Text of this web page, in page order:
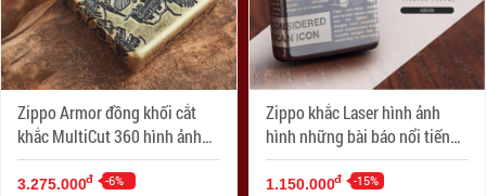
Zippo Armor đồng khối cắt
khắc MultiCut 360 hình ảnh
SKULL
3.275.000đ -6%
Zippo khắc Laser hình ảnh
hình những bài báo nổi tiếng
viết về lịch sử Zippo
1.150.000đ -15%